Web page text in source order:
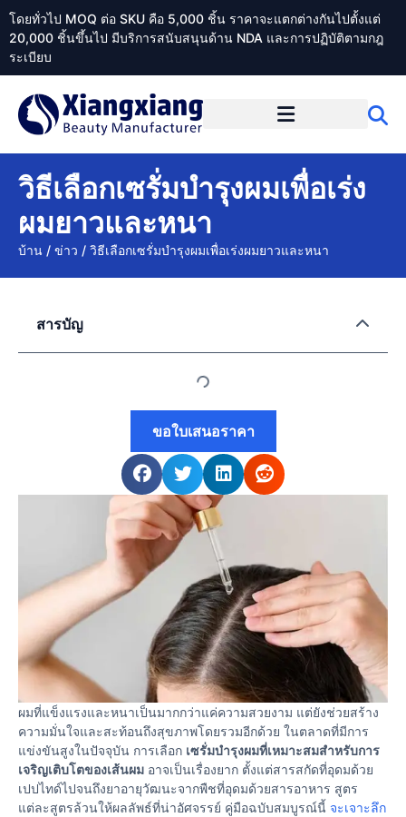
โดยทั่วไป MOQ ต่อ SKU คือ 5,000 ชิ้น ราคาจะแตกต่างกันไปตั้งแต่
20,000 ชิ้นขึ้นไป มีบริการสนับสนุนด้าน NDA และการปฏิบัติตามกฎ
ระเบียบ
วิธีเลือกเซรั่มบำรุงผมเพื่อเร่ง
ผมยาวและหนา
บ้าน / ข่าว / วิธีเลือกเซรั่มบำรุงผมเพื่อเร่งผมยาวและหนา
ผมที่แข็งแรงและหนาเป็นมากกว่าแค่ความสวยงาม แต่ยังช่วยสร้าง
ความมั่นใจและสะท้อนถึงสุขภาพโดยรวมอีกด้วย ในตลาดที่มีการ
แข่งขันสูงในปัจจุบัน การเลือก เซรั่มบำรุงผมที่เหมาะสมสำหรับการ
เจริญเติบโตของเส้นผม อาจเป็นเรื่องยาก ตั้งแต่สารสกัดที่อุดมด้วย
เปปไทด์ไปจนถึงยาอายุวัฒนะจากพืชที่อุดมด้วยสารอาหาร สูตร
แต่ละสูตรล้วนให้ผลลัพธ์ที่น่าอัศจรรย์ คู่มือฉบับสมบูรณ์นี้ จะเจาะลึก
สารบัญ
ขอใบเสนอราคา